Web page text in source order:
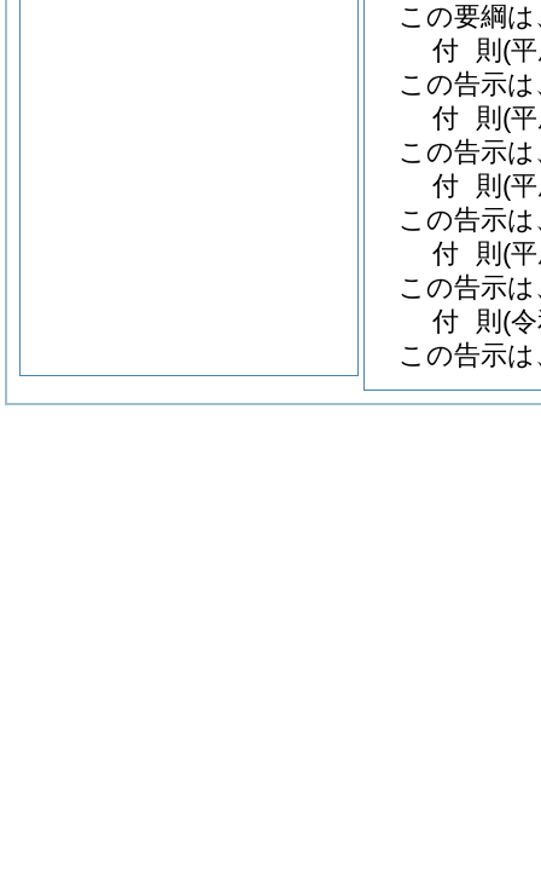
この要綱
付 則 (
この告示
付 則 (
この告示
付 則 (
この告示
付 則 (
この告示
付 則 (
この告示